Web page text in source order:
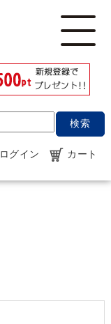
検索
ログイン カート